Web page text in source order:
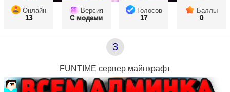
Онлайн
13
Версия
С модами
Голосов
17
Баллы
0
3
FUNTIME сервер майнкрафт